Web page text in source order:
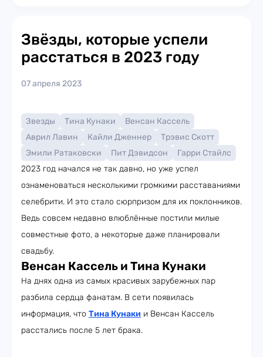
Звёзды, которые успели
расстаться в 2023 году
07 апреля 2023
Звезды Тина Кунаки
Венсан Кассель
Аврил Лавин
Кайли Дженнер
Трэвис Скотт
Эмили Ратаковски
Пит Дэвидсон
Гарри Стайлс
2023 год начался не так давно, но уже успел
ознаменоваться несколькими громкими расставаниями
селебрити. И это стало сюрпризом для их поклонников.
Ведь совсем недавно влюблённые постили милые
совместные фото, а некоторые даже планировали
свадьбу.
Венсан Кассель и Тина Кунаки
На днях одна из самых красивых зарубежных пар
разбила сердца фанатам. В сети появилась
информация, что Тина Кунаки и Венсан Кассель
расстались после 5 лет брака.